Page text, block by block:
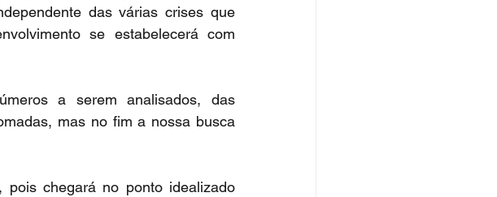
das várias crises que
se estabelecerá com
a serem analisados, das
mas no fim a nossa busca
chegará no ponto idealizado